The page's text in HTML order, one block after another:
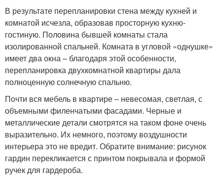
В результате перепланировки стена между кухней и
комнатой исчезла, образовав просторную кухню-
гостиную. Половина бывшей комнаты стала
изолированной спальней. Комната в угловой «однушке»
имеет два окна – благодаря этой особенности,
перепланировка двухкомнатной квартиры дала
полноценную солнечную спальню.
Почти вся мебель в квартире – невесомая, светлая, с
объемными филенчатыми фасадами. Черные и
металлические детали смотрятся на таком фоне очень
выразительно. Их немного, поэтому воздушности
интерьера это не вредит. Обратите внимание: рисунок
гардин перекликается с принтом покрывала и формой
ручек для гардероба.